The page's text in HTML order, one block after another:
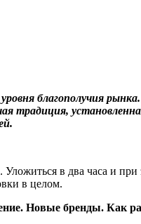
благополучия
традиция,
в два часа и
в целом.
Новые бренды. Как